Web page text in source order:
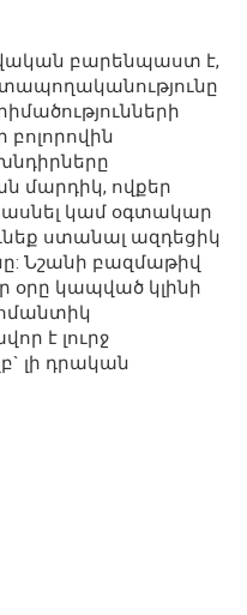
բարենպաստ է,
մարդիկ, ովքեր
կամ օգտակար
ստանալ ազդեցիկ
Նշանի բազմաթիվ
օրը կապված կլինի
է լուրջ
լի դրական